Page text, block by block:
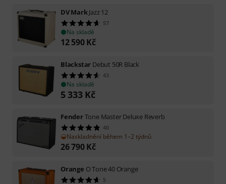
DV MarkJazz 12
57
Na skladě
12 590 Kč
Blackstar Debut 50R Black
43
Na skladě
5 333 Kč
FenderTone Master Deluxe Reverb
40
Naskladnění během 1–2 týdnů
26 790 Kč
Orange O Tone 40 Orange
5